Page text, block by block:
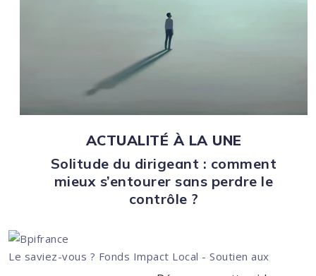
ACTUALITÉ À LA UNE
Solitude du dirigeant : comment
mieux s’entourer sans perdre le
contrôle ?
Le saviez-vous ? Fonds Impact Local - Soutien aux